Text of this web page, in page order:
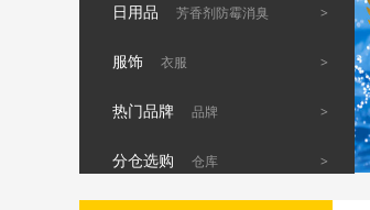
日用品 芳香剂防霉消臭 >
服饰 衣服 >
热门品牌 品牌 >
分仓选购 仓库 >